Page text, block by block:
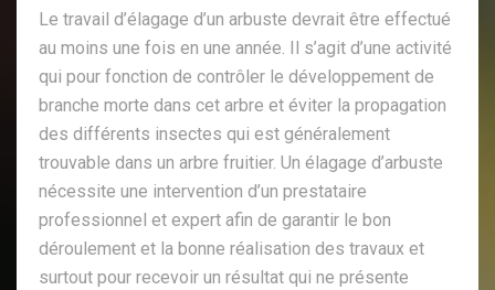
Le travail d’élagage d’un arbuste devrait être effectué
au moins une fois en une année. Il s’agit d’une activité
qui pour fonction de contrôler le développement de
branche morte dans cet arbre et éviter la propagation
des différents insectes qui est généralement
trouvable dans un arbre fruitier. Un élagage d’arbuste
nécessite une intervention d’un prestataire
professionnel et expert afin de garantir le bon
déroulement et la bonne réalisation des travaux et
surtout pour recevoir un résultat qui ne présente